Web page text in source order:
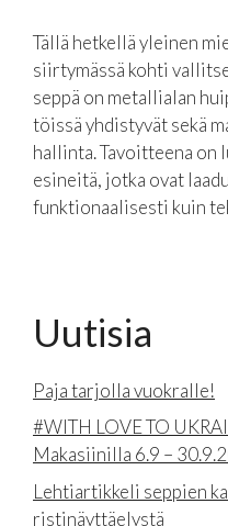
Tällä hetkellä yleinen
siirtymässä kohti
seppä on metallialan
töissä yhdistyvät sekä
hallinta. Tavoitteena on
esineitä, jotka ovat
funktionaalisesti kuin
Uutisia
Paja tarjolla vuokralle!
#WITH LOVE TO
Makasiinilla 6.9 –
Lehtiartikkeli seppien
ristinäyttäelystä